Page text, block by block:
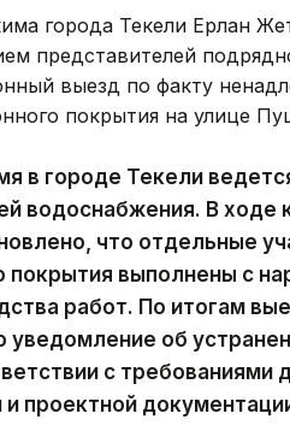
города Текели Ерлан
представителей
выезд по факту
покрытия на улице
в городе Текели
водоснабжения. В ходе
что отдельные
покрытия выполнены с
работ. По итогам
уведомление об
с требованиями
проектной